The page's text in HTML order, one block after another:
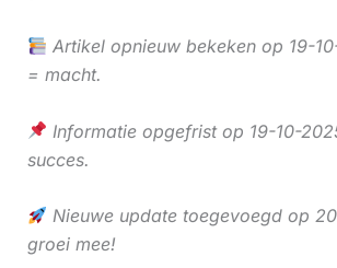
Artikel opnieuw bekeken op 19-
= macht.
Informatie opgefrist op 19-10-
succes.
Nieuwe update toegevoegd op
groei mee!